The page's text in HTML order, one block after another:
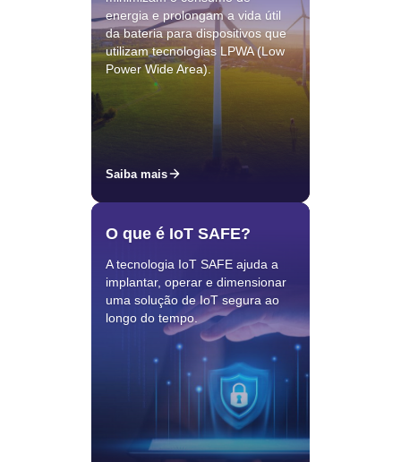
energia e prolongam a vida útil
da bateria para dispositivos que
utilizam tecnologias LPWA (Low
Power Wide Area).
Saiba mais
O que é IoT SAFE?
A tecnologia IoT SAFE ajuda a
implantar, operar e dimensionar
uma solução de IoT segura ao
longo do tempo.